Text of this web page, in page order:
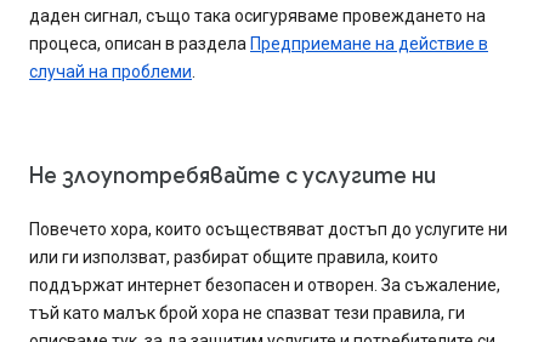
даден сигнал, също така осигуряваме провеждането на
процеса, описан в раздела Предприемане на действие в
случай на проблеми.
Не злоупотребявайте с услугите ни
Повечето хора, които осъществяват достъп до услугите ни
или ги използват, разбират общите правила, които
поддържат интернет безопасен и отворен. За съжаление,
тъй като малък брой хора не спазват тези правила, ги